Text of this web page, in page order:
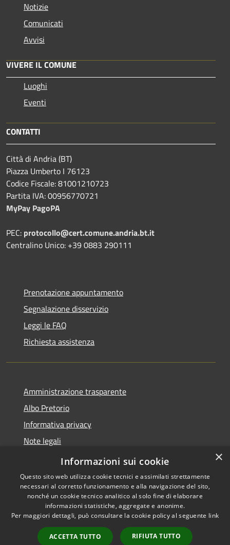
Notizie
Comunicati
Avvisi
VIVERE IL COMUNE
Luoghi
Eventi
CONTATTI
Città di Andria (BT)
Piazza Umberto I 76123
Codice Fiscale: 81001210723
Partita IVA: 00956770721
MyPay PagoPA
PEC: protocollo@cert.comune.andria.bt.it
Centralino Unico: +39 0883 290111
Prenotazione appuntamento
Segnalazione disservizio
Leggi le FAQ
Richiesta assistenza
Amministrazione trasparente
Albo Pretorio
Informativa privacy
Note legali
Dichiarazione di accessibilità
Accessibilità
Copyright © 2026 • Città di
Andria • Powered by
Municipium•
Accesso
×
Informazioni sui cookie
Questo sito web utilizza cookie tecnici e assimilati strettamente
necessari al corretto funzionamento e alla navigazione del sito,
nonché un cookie tecnico analitico al solo fine di elaborare
informazioni statistiche, aggregate e anonime.
Per maggiori dettagli, può consultare la cookie policy al seguente link
ACCETTA TUTTO RIFIUTA TUTTO